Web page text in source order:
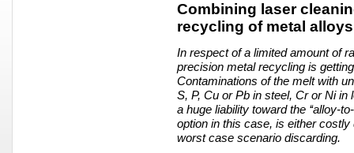
Combining laser
recycling of metal alloys
In respect of a limited amount of
precision metal recycling is
Contaminations of the melt with
S, P, Cu or Pb in steel, Cr or Ni
a huge liability toward the ‘‘alloy-
option in this case, is either
worst case scenario discarding.